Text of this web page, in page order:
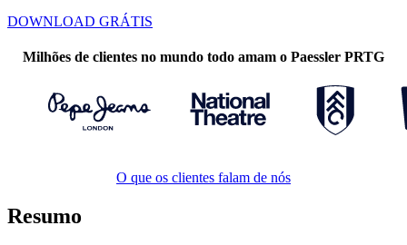
DOWNLOAD GRÁTIS
Milhões de clientes no mundo todo amam o Paessler PRTG
O que os clientes falam de nós
Resumo